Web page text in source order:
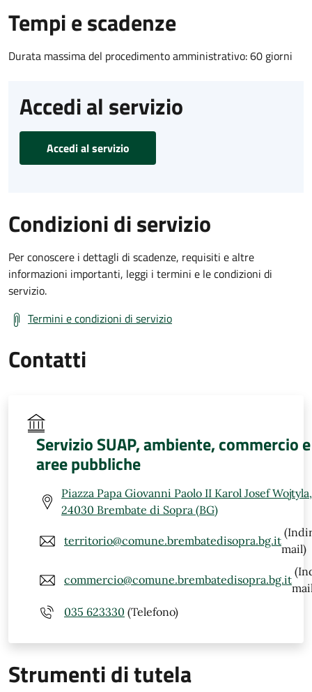
Tempi e scadenze
Durata massima del procedimento amministrativo: 60 giorni
Accedi al servizio
Accedi al servizio
Condizioni di servizio
Per conoscere i dettagli di scadenze, requisiti e altre
informazioni importanti, leggi i termini e le condizioni di
servizio.
Termini e condizioni di servizio
Contatti
Servizio SUAP, ambiente, commercio e
aree pubbliche
Piazza Papa Giovanni Paolo II Karol Josef
24030 Brembate di Sopra (BG)
territorio@comune.brembatedisopra.bg.it
mail)
commercio@comune.brembatedisopra.bg.it
035 623330 (Telefono)
Strumenti di tutela